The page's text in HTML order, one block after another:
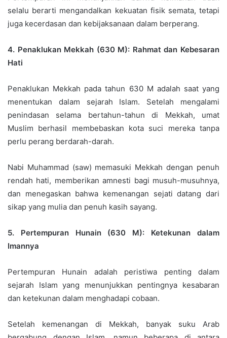
selalu berarti mengandalkan kekuatan fisik semata, tetapi
juga kecerdasan dan kebijaksanaan dalam berperang.
4. Penaklukan Mekkah (630 M): Rahmat dan Kebesaran
Hati
Penaklukan Mekkah pada tahun 630 M adalah saat yang
menentukan dalam sejarah Islam. Setelah mengalami
penindasan selama bertahun-tahun di Mekkah, umat
Muslim berhasil membebaskan kota suci mereka tanpa
perlu perang berdarah-darah.
Nabi Muhammad (saw) memasuki Mekkah dengan penuh
rendah hati, memberikan amnesti bagi musuh-musuhnya,
dan menegaskan bahwa kemenangan sejati datang dari
sikap yang mulia dan penuh kasih sayang.
5. Pertempuran Hunain (630 M): Ketekunan dalam
Imannya
Pertempuran Hunain adalah peristiwa penting dalam
sejarah Islam yang menunjukkan pentingnya kesabaran
dan ketekunan dalam menghadapi cobaan.
Setelah kemenangan di Mekkah, banyak suku Arab